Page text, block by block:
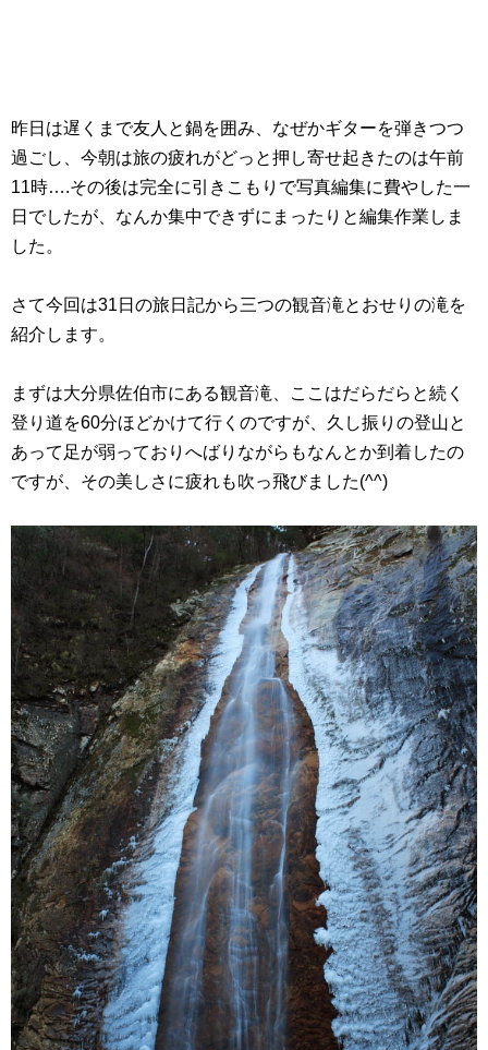
昨日は遅くまで友人と鍋を囲み、なぜかギターを弾きつつ
過ごし、今朝は旅の疲れがどっと押し寄せ起きたのは午前
11時….その後は完全に引きこもりで写真編集に費やした一
日でしたが、なんか集中できずにまったりと編集作業しま
した。
さて今回は31日の旅日記から三つの観音滝とおせりの滝を
紹介します。
まずは大分県佐伯市にある観音滝、ここはだらだらと続く
登り道を60分ほどかけて行くのですが、久し振りの登山と
あって足が弱っておりへばりながらもなんとか到着したの
ですが、その美しさに疲れも吹っ飛びました(^^)